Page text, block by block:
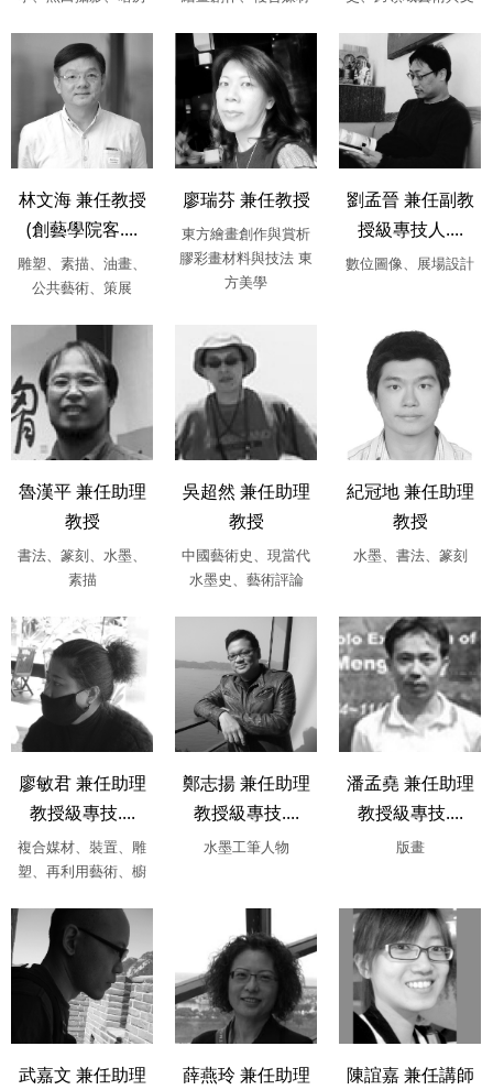
代藝術理論研....
究、東西方藝術....
林文海 兼任教授
(創藝學院客....
雕塑、素描、油畫、
公共藝術、策展
廖瑞芬 兼任教授
東方繪畫創作與賞析
膠彩畫材料與技法 東
方美學
劉孟晉 兼任副教
授級專技人....
數位圖像、展場設計
魯漢平 兼任助理
教授
書法、篆刻、水墨、
素描
吳超然 兼任助理
教授
中國藝術史、現當代
水墨史、藝術評論
紀冠地 兼任助理
教授
水墨、書法、篆刻
廖敏君 兼任助理
教授級專技....
複合媒材、裝置、雕
塑、再利用藝術、櫥
展場規劃
鄭志揚 兼任助理
教授級專技....
水墨工筆人物
潘孟堯 兼任助理
教授級專技....
版畫
武嘉文 兼任助理
薛燕玲 兼任助理
陳誼嘉 兼任講師